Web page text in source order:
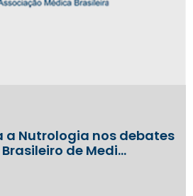
a Nutrologia nos debates
de Medi…